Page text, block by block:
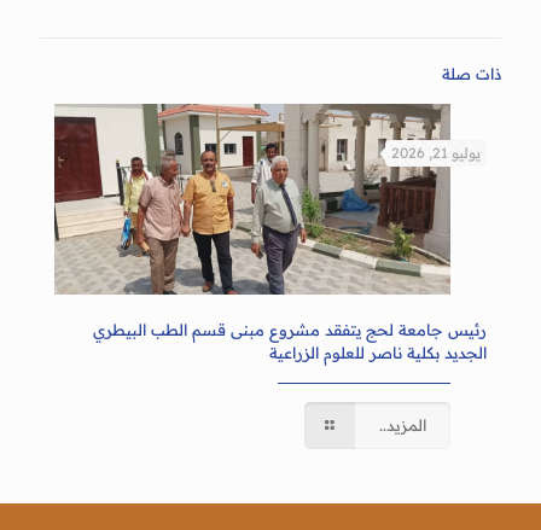
ذات صلة
يوليو 21, 2026
رئيس جامعة لحج يتفقد مشروع مبنى قسم الطب البيطري
الجديد بكلية ناصر للعلوم الزراعية
المزيد..